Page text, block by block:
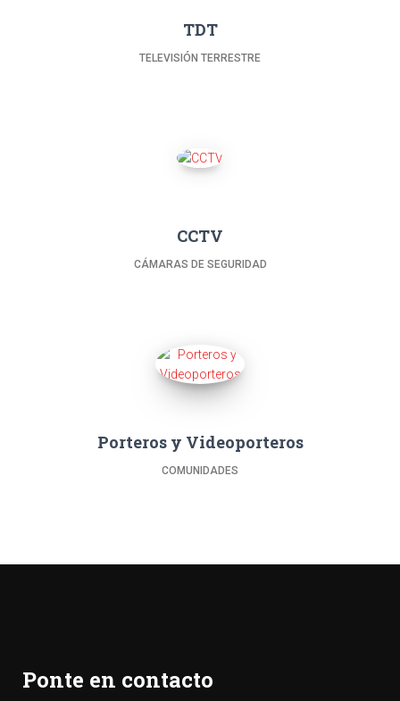
TDT
TELEVISIÓN TERRESTRE
CCTV
CÁMARAS DE SEGURIDAD
Porteros y Videoporteros
COMUNIDADES
Ponte en contacto